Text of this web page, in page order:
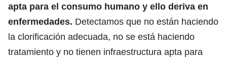
apta para el consumo humano y ello deriva en
enfermedades. Detectamos que no están haciendo
la clorificación adecuada, no se está haciendo
tratamiento y no tienen infraestructura apta para